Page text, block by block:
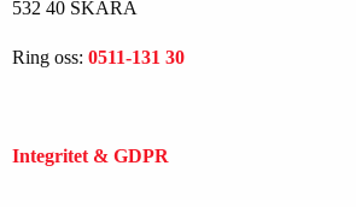
532 40 SKARA
Ring oss: 0511-131 30
Integritet & GDPR